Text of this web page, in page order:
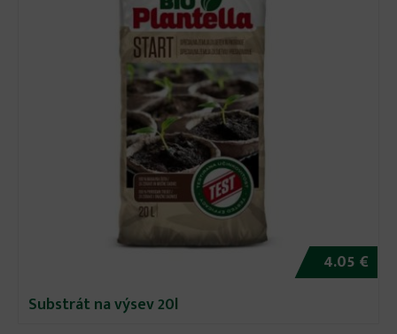
4.05 €
Substrát na výsev 20l